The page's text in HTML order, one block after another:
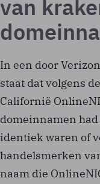
van
In een door
staat dat volgens
Californië
domeinnamen
identiek waren of
handelsmerken
naam die